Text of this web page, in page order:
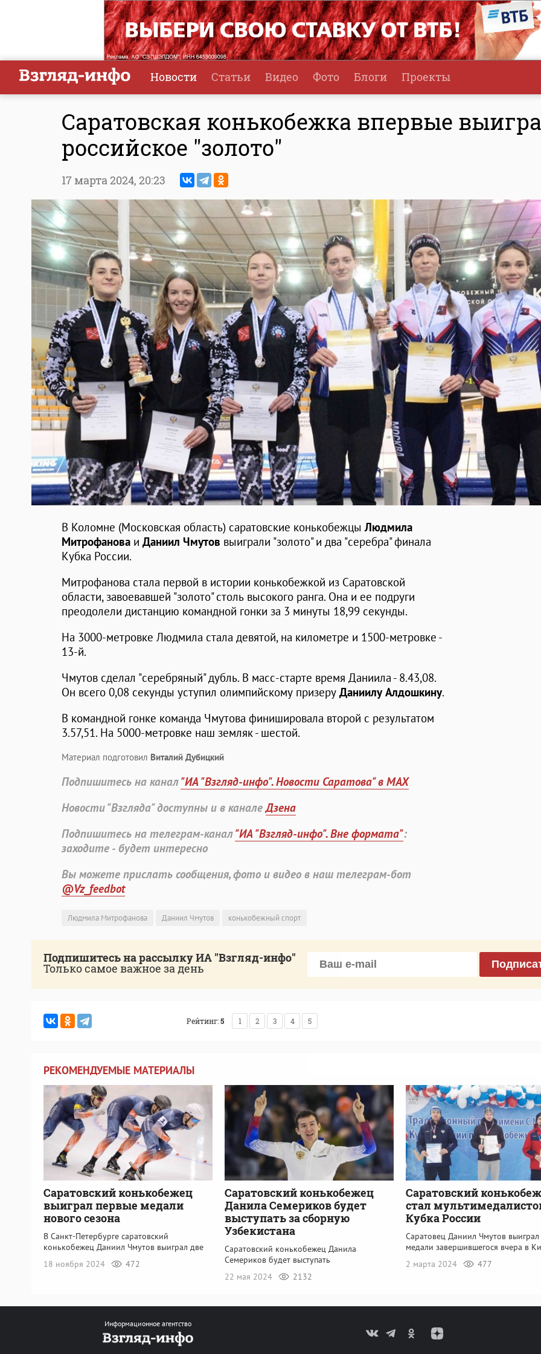
Новости Статьи Видео Фото Блоги Проекты
Саратовская конькобежка впервые
российское "золото"
17 марта 2024, 20:23
В Коломне (Московская область) саратовские конькобежцыЛюдмила
Митрофанова и Даниил Чмутов выиграли "золото" и два "серебра" финала
Кубка России.
Митрофанова стала первой в истории конькобежкой из Саратовской
области, завоевавшей "золото" столь высокого ранга. Она и ее подруги
преодолели дистанцию командной гонки за 3 минуты 18,99 секунды.
На 3000-метровке Людмила стала девятой, на километре и 1500-метровке -
13-й.
Чмутов сделал "серебряный" дубль. В масс-старте время Даниила - 8.43,08.
Он всего 0,08 секунды уступил олимпийскому призеру Даниилу Алдошкину.
В командной гонке команда Чмутова финишировала второй с результатом
3.57,51. На 5000-метровке наш земляк - шестой.
Материал подготовил Виталий Дубицкий
Подпишитесь на канал"ИА "Взгляд-инфо". Новости Саратова" в MAX
Новости "Взгляда" доступны и в каналеДзена
Подпишитесь на телеграм-канал"ИА "Взгляд-инфо". Вне формата":
заходите - будет интересно
Вы можете прислать сообщения, фото и видео в наш телеграм-бот
@Vz_feedbot
Людмила Митрофанова Даниил Чмутов конькобежный спорт
Подпишитесь на рассылку ИА "Взгляд-инфо"
Только самое важное за день
Рейтинг:5 1 2 3 4 5
РЕКОМЕНДУЕМЫЕ МАТЕРИАЛЫ
Саратовский конькобежец
выиграл первые медали
нового сезона
В Санкт-Петербурге саратовский
конькобежец Даниил Чмутов выиграл две
18 ноября 2024
472
Саратовский конькобежец
Данила Семериков будет
выступать за сборную
Узбекистана
Саратовский конькобежец Данила
Семериков будет выступать
22 мая 2024
2132
Саратовский
стал
Кубка России
Саратовец Даниил Чмутов
медали завершившегося вчера в
2 марта 2024
477
Информационное агентство